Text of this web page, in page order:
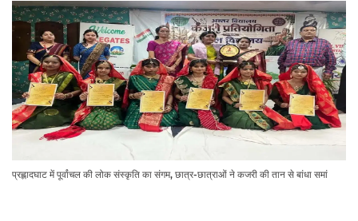
प्रह्लादघाट में पूर्वांचल की लोक संस्कृति का संगम, छात्र-छात्राओं ने कजरी की तान से बांधा समां